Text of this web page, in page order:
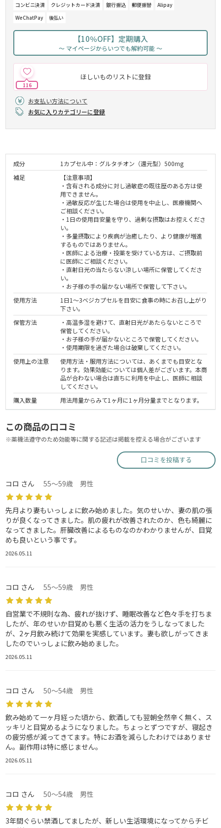
コンビニ決済 クレジットカード決済 銀行振込 郵便振替
Alipay
WeChatPay
後払い
【10％OFF】定期購入
～ マイページからいつでも解約可能 ～
ほしいものリストに登録
116
お支払い方法について
お気に入りカテゴリーに登録
成分
1カプセル中：グルタチオン（還元型）500mg
補足
【注意事項】
・含有される成分に対し過敏症の既往歴のある方は使
用できません。
・過敏反応が生じた場合は使用を中止し、医療機関へ
ご相談ください。
・1日の使用目安量を守り、過剰な摂取はお控えくださ
い。
・多量摂取により疾病が治癒したり、より健康が増進
するものではありません。
・医師による治療・投薬を受けている方は、ご摂取前
に医師にご相談ください。
・直射日光の当たらない涼しい場所に保管してくださ
い。
・お子様の手の届かない場所で保管して下さい。
使用方法
1日1～3ベジカプセルを目安に食事の時にお召し上がり
下さい。
保管方法
・高温多湿を避けて、直射日光があたらないところで
保管してください。
・お子様の手が届かないところで保管してください。
・使用期限を過ぎた場合は破棄してください。
使用上の注意
使用方法・服用方法については、あくまでも目安とな
ります。効果効能については個人差がございます。本商
品が合わない場合は直ちに利用を中止し、医師に相談
してください。
購入数量
用法用量からみて1ヶ月に1ヶ月分量までとなります。
この商品の口コミ
※薬機法遵守のため効能等に関する記述は掲載を控える場合がございます
口コミを投稿する
コロ さん 55～59歳 男性
先月より妻もいっしょに飲み始めました。気のせいか、妻の肌の張
りが良くなってきました。肌の疲れが改善されたのか、色も綺麗に
なってきました。肝臓改善によるものなのかわかりませんが、目覚
めも良いという事です。
2026.05.11
コロ さん 55～59歳 男性
自営業で不規則な為、疲れが抜けず、睡眠改善など色々手を打ちま
したが、年のせいか目覚めも悪く生活の活力をうしなってました
が、2ヶ月飲み続けて効果を実感しています。妻も欲しがってきま
したのでいっしょに飲み始めました。
2026.05.11
コロ さん 50～54歳 男性
飲み始めて一ヶ月経った頃から、飲酒しても翌朝全然辛く無く、ス
ッキリと目覚めるようになりました。ちょっとずつですが、寝起き
の疲労感が減ってきてます。特にお酒を減らしたわけではありませ
ん。副作用は特に感じません。
2026.05.11
コロ さん 50～54歳 男性
3年間ぐらい禁酒してましたが、新しい生活環境になってからチビ